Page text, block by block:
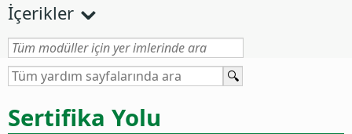
İçerikler
Sertifika Yolu